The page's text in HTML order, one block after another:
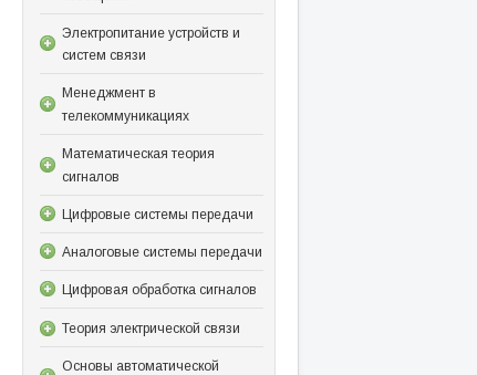
Электропитание устройств и
систем связи
Менеджмент в
телекоммуникациях
Математическая теория
сигналов
Цифровые системы передачи
Аналоговые системы передачи
Цифровая обработка сигналов
Теория электрической связи
Основы автоматической